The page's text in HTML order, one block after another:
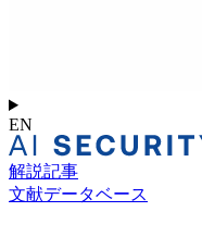
EN
解説記事
文献データベース